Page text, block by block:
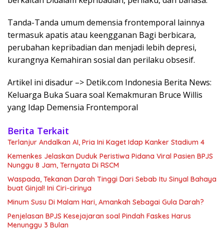
Tanda-Tanda umum demensia frontemporal lainnya
termasuk apatis atau keengganan Bagi berbicara,
perubahan kepribadian dan menjadi lebih depresi,
kurangnya Kemahiran sosial dan perilaku obsesif.
Artikel ini disadur –> Detik.com Indonesia Berita News:
Keluarga Buka Suara soal Kemakmuran Bruce Willis
yang Idap Demensia Frontemporal
Berita Terkait
Terlanjur Andalkan AI, Pria Ini Kaget Idap Kanker Stadium 4
Kemenkes Jelaskan Duduk Peristiwa Pidana Viral Pasien BPJS
Nunggu 8 Jam, Ternyata Di RSCM
Waspada, Tekanan Darah Tinggi Dari Sebab Itu Sinyal Bahaya
buat Ginjal! Ini Ciri-cirinya
Minum Susu Di Malam Hari, Amankah Sebagai Gula Darah?
Penjelasan BPJS Kesejajaran soal Pindah Faskes Harus
Menunggu 3 Bulan